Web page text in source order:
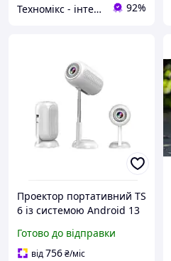
Техномікс - інтернет - магазин якісної техніки, електроніки та інших товарів для дому та роботи 92%
Проектор портативний TS
6 із системою Android 13
Готово до відправки
від756₴/міс